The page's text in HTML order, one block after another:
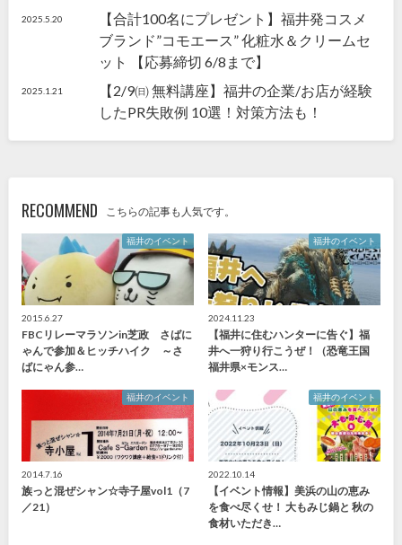
2025.5.20
【合計100名にプレゼント】福井発コスメ
ブランド”コモエース” 化粧水＆クリームセ
ット 【応募締切 6/8まで】
2025.1.21
【2/9㈰ 無料講座】福井の企業/お店が経験
したPR失敗例 10選！対策方法も！
RECOMMEND こちらの記事も人気です。
福井のイベント
2015.6.27
FBCリレーマラソンin芝政 さばに
ゃんで参加＆ヒッチハイク ～さ
ばにゃん参…
福井のイベント
2024.11.23
【福井に住むハンターに告ぐ】福
井へ一狩り行こうぜ！（恐竜王国
福井県×モンス…
福井のイベント
2014.7.16
族っと混ぜシャン☆寺子屋vol1（7
／21）
福井のイベント
2022.10.14
【イベント情報】美浜の山の恵み
を食べ尽くせ！ 大もみじ鍋と 秋の
食材いただき…